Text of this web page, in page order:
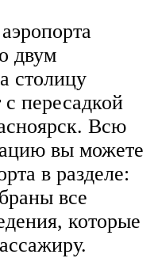
двум
столицу
с пересадкой
Всю
вы можете
в разделе:
все
которые